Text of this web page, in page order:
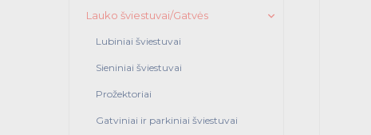
Lauko šviestuvai/Gatvės
Lubiniai šviestuvai
Sieniniai šviestuvai
Prožektoriai
Gatviniai ir parkiniai šviestuvai